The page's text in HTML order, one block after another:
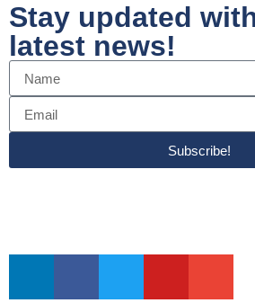
Stay updated
latest news!
Subscribe!